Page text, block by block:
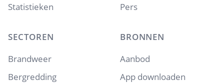
Statistieken
SECTOREN
Brandweer
Bergredding
Pers
BRONNEN
Aanbod
App downloaden